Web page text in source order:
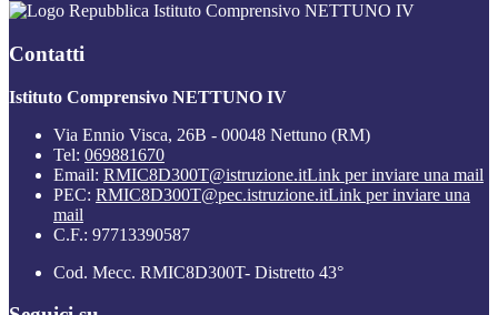
Istituto Comprensivo NETTUNO IV
Contatti
Istituto Comprensivo NETTUNO IV
Via Ennio Visca, 26B - 00048 Nettuno (RM)
Tel: 069881670
Email: RMIC8D300T@istruzione.itLink per inviare una mail
PEC: RMIC8D300T@pec.istruzione.itLink per inviare una
mail
C.F.: 97713390587
Cod. Mecc. RMIC8D300T- Distretto 43°